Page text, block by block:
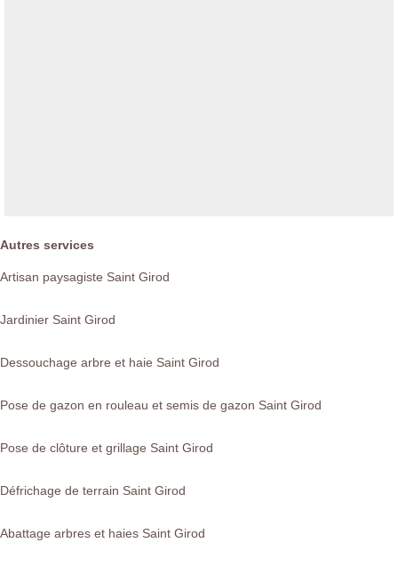
Autres services
Artisan paysagiste Saint Girod
Jardinier Saint Girod
Dessouchage arbre et haie Saint Girod
Pose de gazon en rouleau et semis de gazon Saint Girod
Pose de clôture et grillage Saint Girod
Défrichage de terrain Saint Girod
Abattage arbres et haies Saint Girod